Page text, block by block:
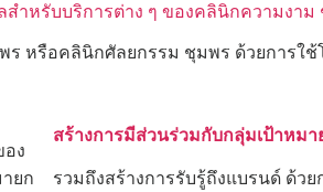
สำหรับบริการต่าง ๆ ของคลินิกความงาม
รือคลินิกศัลยกรรม ชุมพร ด้วยการใช้โ
ง
ยก
สร้างการมีส่วนร่วมกับกลุ่มเป้าหมา
รวมถึงสร้างการรับรู้ถึงแบรนด์ ด้ว